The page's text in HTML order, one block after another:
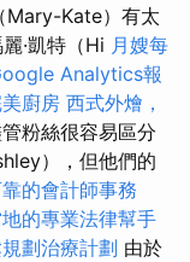
Mary-Kate）有太
·凱特（Hi 月嫂每
Analytics報
廚房 西式外燴，
粉絲很容易區分
），但他們的
的會計師事務
的專業法律幫手
劃治療計劃 由於